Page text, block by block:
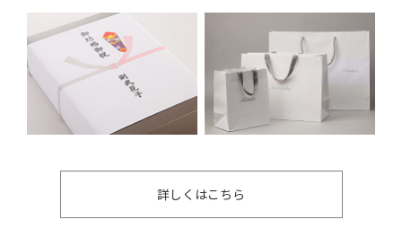
詳しくはこちら